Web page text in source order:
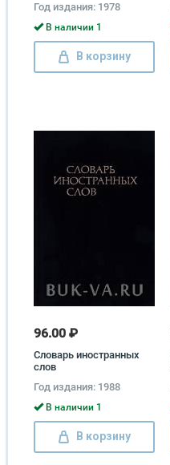
вычислительной технике
Александр Шишмарев,
Анатолий Заморин
Год издания: 1978
В наличии 1
В корзину
96.00 ₽
Словарь иностранных
слов
Год издания: 1988
В наличии 1
В корзину